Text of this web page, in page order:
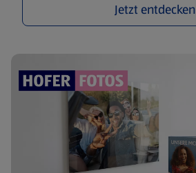
Jetzt entdecken